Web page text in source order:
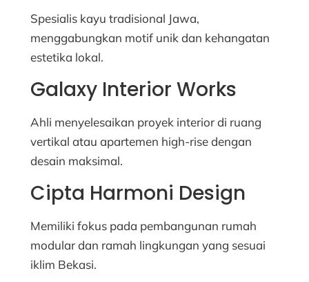
Spesialis kayu tradisional Jawa,
menggabungkan motif unik dan kehangatan
estetika lokal.
Galaxy Interior Works
Ahli menyelesaikan proyek interior di ruang
vertikal atau apartemen high-rise dengan
desain maksimal.
Cipta Harmoni Design
Memiliki fokus pada pembangunan rumah
modular dan ramah lingkungan yang sesuai
iklim Bekasi.